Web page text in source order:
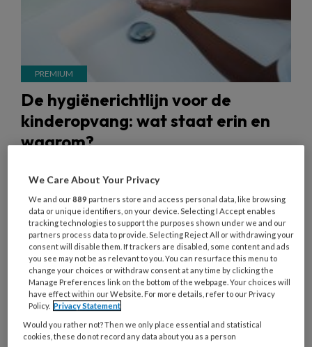
De hygiënerichtlijn voor de
kinderopvang: wat staat erin en
waarom?
beter geen ring of armband kunt dragen? Ook
gelakte nagels en kunstnagels zijn niet ideaal.
Deze en andere voorschriften zijn onderdeel van
de hygiënerichtlijn voor de kinderopvang. Wat
staat er precies in die richtlijn? Waarom is die er
eigenlijk, en wat zijn de belangrijkste punten? Tijd
om dat eens helder op een rijtje te zetten.
We Care About Your Privacy
We and our889 partners store and access personal data, like browsing
data or unique identifiers, on your device. Selecting I Accept enables
tracking technologies to support the purposes shown under we and our
partners process data to provide. Selecting Reject All or withdrawing your
consent will disable them. If trackers are disabled, some content and ads
you see may not be as relevant to you. You can resurface this menu to
change your choices or withdraw consent at any time by clicking the
Manage Preferences link on the bottom of the webpage. Your choices will
have effect within our Website. For more details, refer to our Privacy
Policy. Privacy Statement
Would you rather not? Then we only place essential and statistical
cookies, these do not record any data about you as a person